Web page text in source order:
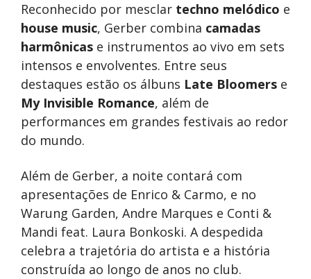
Reconhecido por mesclar techno melódico e
house music, Gerber combina camadas
harmônicas e instrumentos ao vivo em sets
intensos e envolventes. Entre seus
destaques estão os álbuns Late Bloomers e
My Invisible Romance, além de
performances em grandes festivais ao redor
do mundo.
Além de Gerber, a noite contará com
apresentações de Enrico & Carmo, e no
Warung Garden, Andre Marques e Conti &
Mandi feat. Laura Bonkoski. A despedida
celebra a trajetória do artista e a história
construída ao longo de anos no club.